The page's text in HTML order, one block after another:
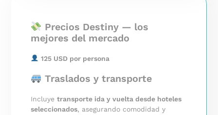
Precios Destiny — los
mejores del mercado
125 USD por persona
Traslados y transporte
Incluye transporte ida y vuelta desde hoteles
seleccionados, asegurando comodidad y